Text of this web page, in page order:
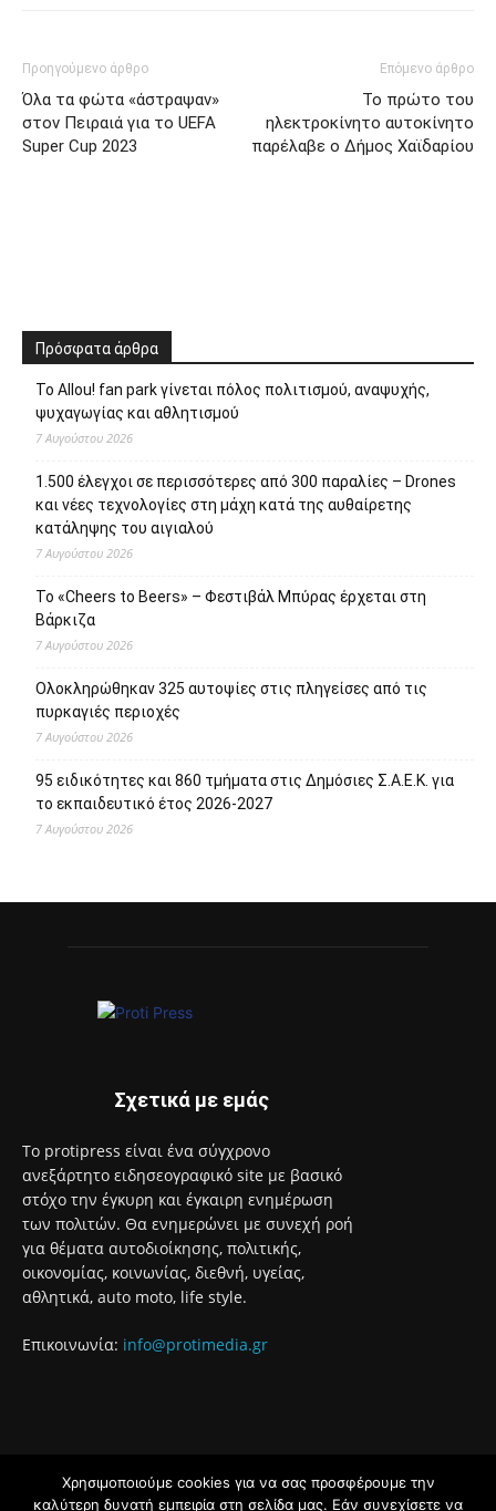
ΕΤΙΚΈΤΕΣ περιφέρεια Αττικής
Προηγούμενο άρθρο
Όλα τα φώτα «άστραψαν»
στον Πειραιά για το UEFA
Super Cup 2023
Το πρώτο του
ηλεκτροκίνητο αυτοκίνητο
Πρόσφατα άρθρα
ψυχαγωγίας και αθλητισμού
7 Αυγούστου 2026
και νέες τεχνολογίες στη μάχη κατά της αυθαίρετης
κατάληψης του αιγιαλού
7 Αυγούστου 2026
Βάρκιζα
7 Αυγούστου 2026
7 Αυγούστου 2026
στόχο την έγκυρη και έγκαιρη ενημέρωση
των πολιτών. Θα ενημερώνει με συνεχή ροή
Χρησιμοποιούμε cookies για να σας προσφέρουμε την
καλύτερη δυνατή εμπειρία στη σελίδα μας. Εάν συνεχίσετε να